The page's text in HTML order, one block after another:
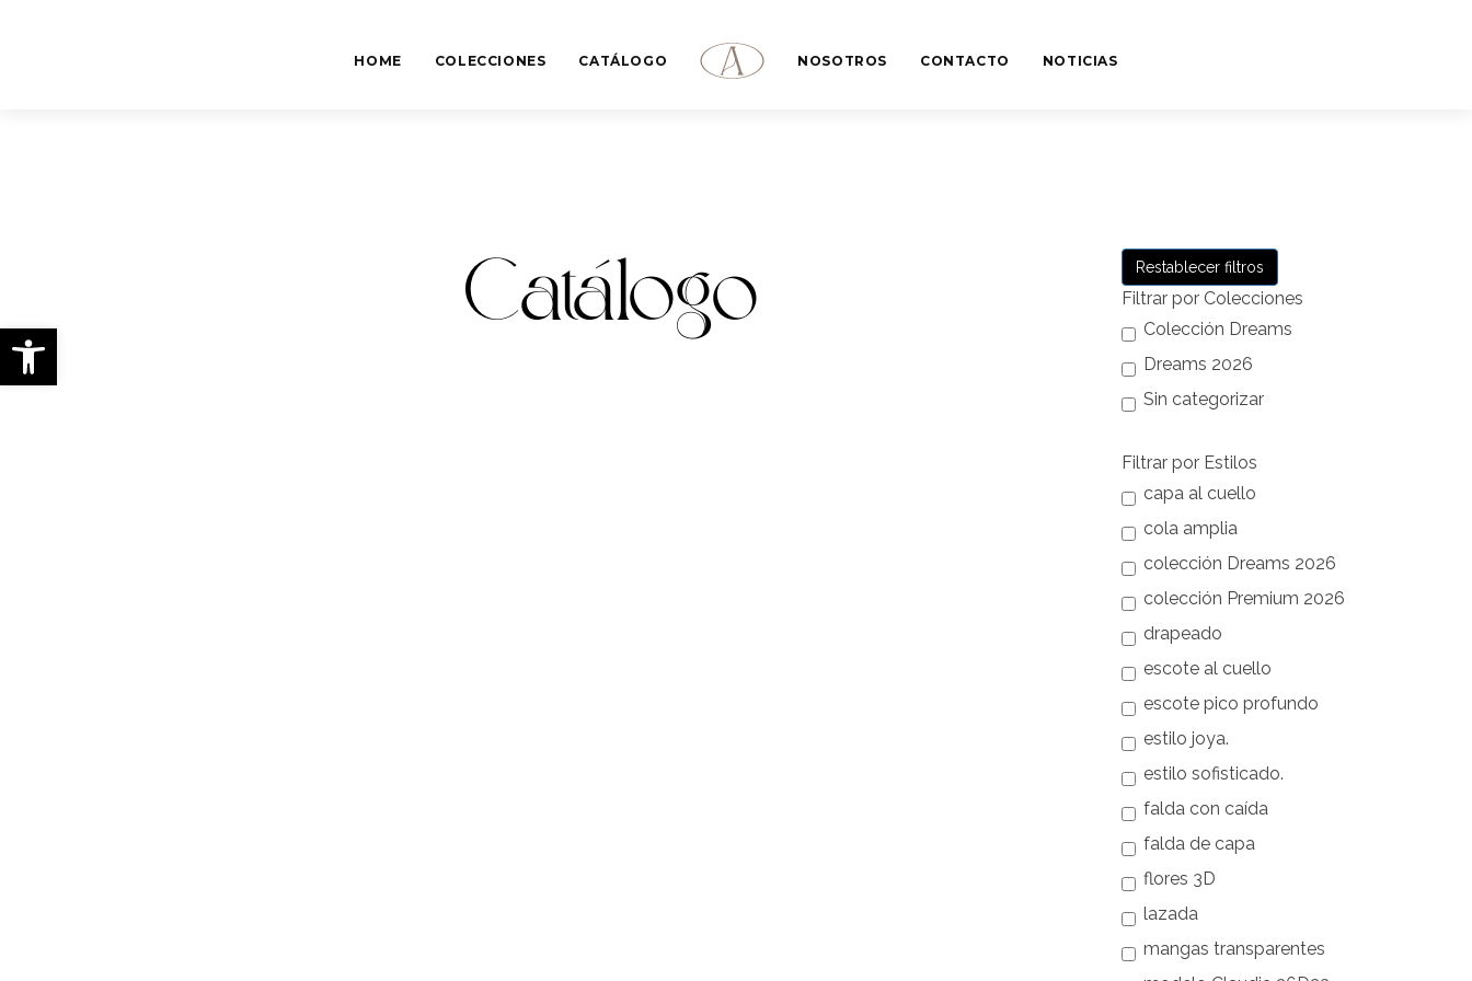
Abrir barra de herramientas
HOME COLECCIONES CATÁLOGO NOSOTROS CONTACTO NOTICIAS
Catálogo Restablecer filtros
Filtrar por Colecciones
Colección Dreams
Dreams 2026
Sin categorizar
Filtrar por Estilos
capa al cuello
cola amplia
colección Dreams 2026
colección Premium 2026
drapeado
escote al cuello
escote pico profundo
estilo joya.
estilo sofisticado.
falda con caída
falda de capa
flores 3D
lazada
mangas transparentes